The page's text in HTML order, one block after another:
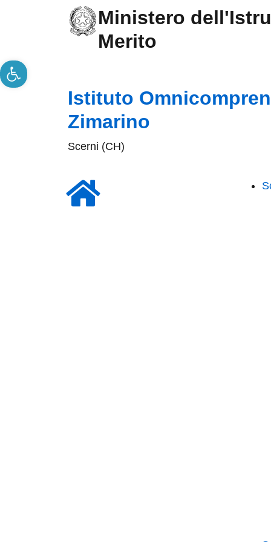
Ministero
Merito
Istituto
Zimarino
Scerni (CH)
Apri la barra degli strumenti